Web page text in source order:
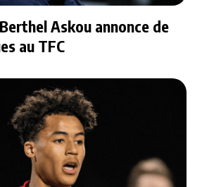
Askou annonce de
au TFC